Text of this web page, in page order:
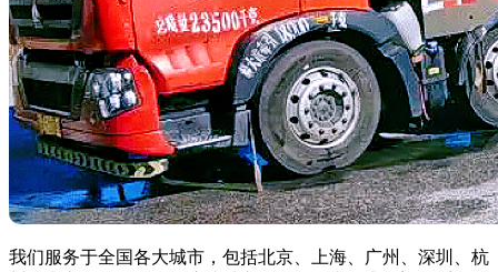
我们服务于全国各大城市，包括北京、上海、广州、深圳、杭